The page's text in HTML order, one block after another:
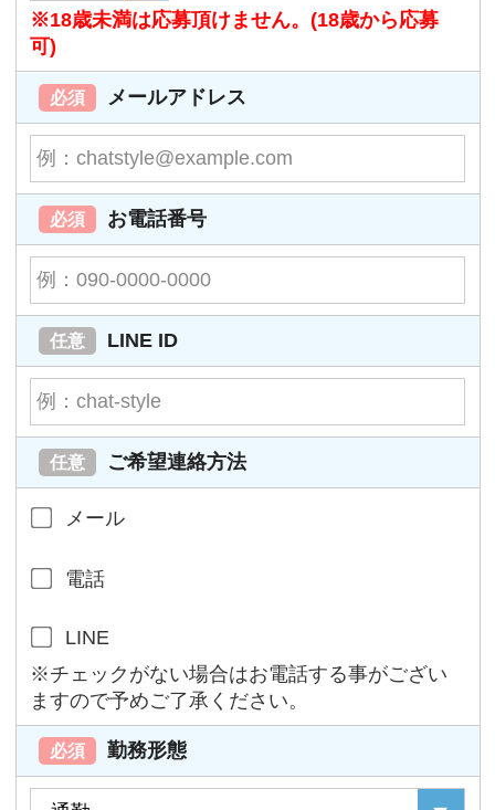
※18歳未満は応募頂けません。(18歳から応募
可)
必須 メールアドレス
必須 お電話番号
任意 LINE ID
任意 ご希望連絡方法
メール
電話
LINE
※チェックがない場合はお電話する事がござい
ますので予めご了承ください。
必須 勤務形態